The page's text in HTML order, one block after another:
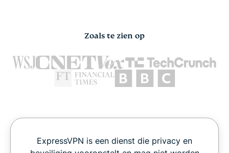
Zoals te zien op
ExpressVPN is een dienst die privacy en